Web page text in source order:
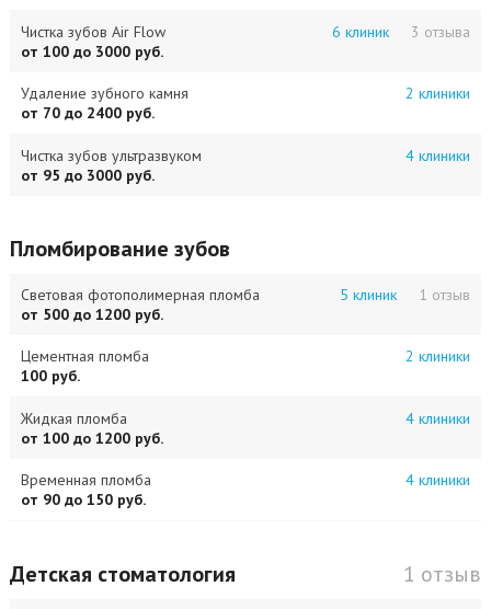
Чистка зубов Air Flow 3 отзыва
6 клиник
от 100 до 3000 руб.
Удаление зубного камня
2 клиники
от 70 до 2400 руб.
Чистка зубов ультразвуком
4 клиники
от 95 до 3000 руб.
Пломбирование зубов
Световая фотополимерная пломба 1 отзыв
5 клиник
от 500 до 1200 руб.
Цементная пломба
2 клиники
100 руб.
Жидкая пломба
4 клиники
от 100 до 1200 руб.
Временная пломба
4 клиники
от 90 до 150 руб.
Детская стоматология 1 отзыв